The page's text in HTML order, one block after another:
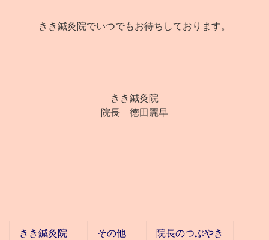
きき鍼灸院でいつでもお待ちしております。
きき鍼灸院
院長 徳田麗早
きき鍼灸院 その他 院長のつぶやき